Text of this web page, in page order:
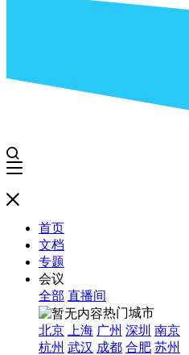
首页
文档
专题
会议
全部 直播间
热门城市
北京
上海 广州 深圳 南京
杭州 武汉 成都 合肥 苏州